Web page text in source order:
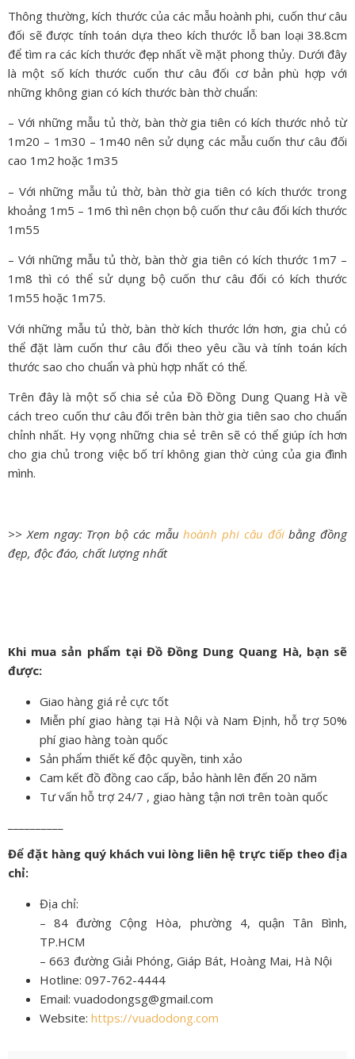
Thông thường, kích thước của các mẫu hoành phi, cuốn thư câu
đối sẽ được tính toán dựa theo kích thước lỗ ban loại 38.8cm
để tìm ra các kích thước đẹp nhất về mặt phong thủy. Dưới đây
là một số kích thước cuốn thư câu đối cơ bản phù hợp với
những không gian có kích thước bàn thờ chuẩn:
– Với những mẫu tủ thờ, bàn thờ gia tiên có kích thước nhỏ từ
1m20 – 1m30 – 1m40 nên sử dụng các mẫu cuốn thư câu đối
cao 1m2 hoặc 1m35
– Với những mẫu tủ thờ, bàn thờ gia tiên có kích thước trong
khoảng 1m5 – 1m6 thì nên chọn bộ cuốn thư câu đối kích thước
1m55
– Với những mẫu tủ thờ, bàn thờ gia tiên có kích thước 1m7 –
1m8 thì có thể sử dụng bộ cuốn thư câu đối có kích thước
1m55 hoặc 1m75.
Với những mẫu tủ thờ, bàn thờ kích thước lớn hơn, gia chủ có
thể đặt làm cuốn thư câu đối theo yêu cầu và tính toán kích
thước sao cho chuẩn và phù hợp nhất có thể.
Trên đây là một số chia sẻ của Đồ Đồng Dung Quang Hà về
cách treo cuốn thư câu đối trên bàn thờ gia tiên sao cho chuẩn
chỉnh nhất. Hy vọng những chia sẻ trên sẽ có thể giúp ích hơn
cho gia chủ trong việc bố trí không gian thờ cúng của gia đình
mình.
>> Xem ngay: Trọn bộ các mẫuhoành phi câu đốibằng đồng
đẹp, độc đáo, chất lượng nhất
Khi mua sản phẩm tại Đồ Đồng Dung Quang Hà, bạn sẽ
được:
Giao hàng giá rẻ cực tốt
Miễn phí giao hàng tại Hà Nội và Nam Định, hỗ trợ 50%
phí giao hàng toàn quốc
Sản phẩm thiết kế độc quyền, tinh xảo
Cam kết đồ đồng cao cấp, bảo hành lên đến 20 năm
Tư vấn hỗ trợ 24/7 , giao hàng tận nơi trên toàn quốc
Để đặt hàng quý khách vui lòng liên hệ trực tiếp theo địa
chỉ:
Địa chỉ:
– 84 đường Cộng Hòa, phường 4, quận Tân Bình,
TP.HCM
– 663 đường Giải Phóng, Giáp Bát, Hoàng Mai, Hà Nội
Hotline: 097-762-4444
Email: vuadodongsg@gmail.com
Website: https://vuadodong.com